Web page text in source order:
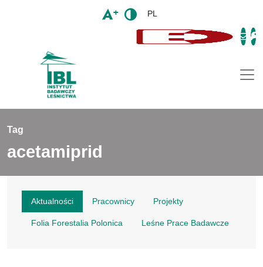
PL
Tag
acetamiprid
Aktualności Pracownicy Projekty
Folia Forestalia Polonica Leśne Prace Badawcze